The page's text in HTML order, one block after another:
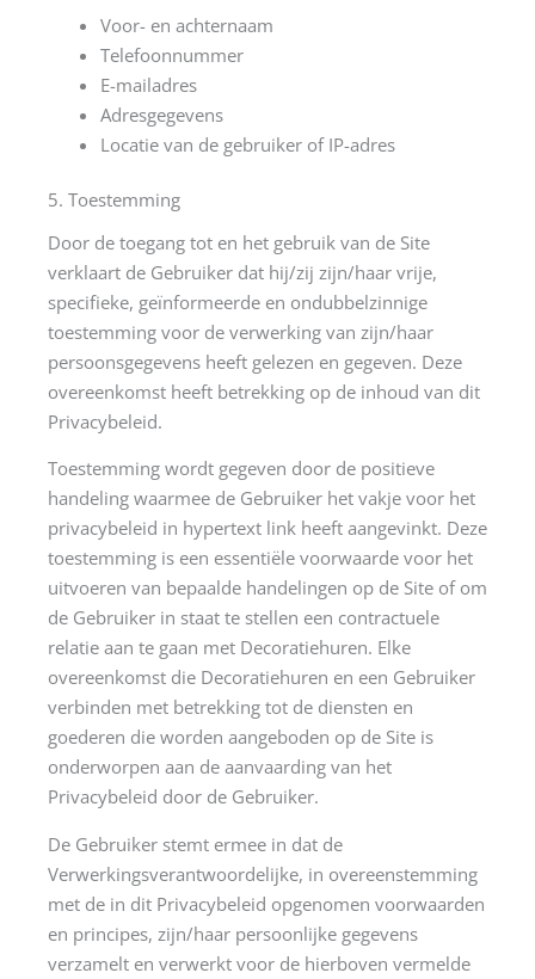
Voor- en achternaam
Telefoonnummer
E-mailadres
Adresgegevens
Locatie van de gebruiker of IP-adres
5. Toestemming
Door de toegang tot en het gebruik van de Site
verklaart de Gebruiker dat hij/zij zijn/haar vrije,
specifieke, geïnformeerde en ondubbelzinnige
toestemming voor de verwerking van zijn/haar
persoonsgegevens heeft gelezen en gegeven. Deze
overeenkomst heeft betrekking op de inhoud van dit
Privacybeleid.
Toestemming wordt gegeven door de positieve
handeling waarmee de Gebruiker het vakje voor het
privacybeleid in hypertext link heeft aangevinkt. Deze
toestemming is een essentiële voorwaarde voor het
uitvoeren van bepaalde handelingen op de Site of om
de Gebruiker in staat te stellen een contractuele
relatie aan te gaan met Decoratiehuren. Elke
overeenkomst die Decoratiehuren en een Gebruiker
verbinden met betrekking tot de diensten en
goederen die worden aangeboden op de Site is
onderworpen aan de aanvaarding van het
Privacybeleid door de Gebruiker.
De Gebruiker stemt ermee in dat de
Verwerkingsverantwoordelijke, in overeenstemming
met de in dit Privacybeleid opgenomen voorwaarden
en principes, zijn/haar persoonlijke gegevens
verzamelt en verwerkt voor de hierboven vermelde